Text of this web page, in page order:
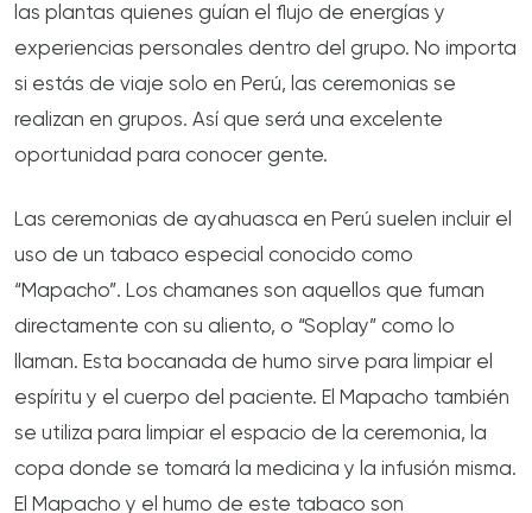
las plantas quienes guían el flujo de energías y
experiencias personales dentro del grupo. No importa
si estás de viaje solo en Perú, las ceremonias se
realizan en grupos. Así que será una excelente
oportunidad para conocer gente.
Las ceremonias de ayahuasca en Perú suelen incluir el
uso de un tabaco especial conocido como
“Mapacho”. Los chamanes son aquellos que fuman
directamente con su aliento, o “Soplay” como lo
llaman. Esta bocanada de humo sirve para limpiar el
espíritu y el cuerpo del paciente. El Mapacho también
se utiliza para limpiar el espacio de la ceremonia, la
copa donde se tomará la medicina y la infusión misma.
El Mapacho y el humo de este tabaco son